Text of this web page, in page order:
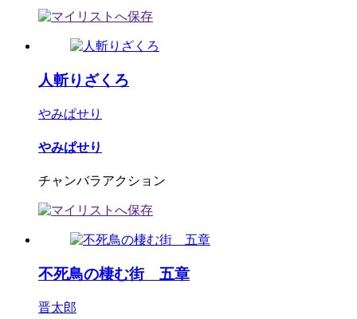
人斬りざくろ
やみぱせり
やみぱせり
チャンバラアクション
不死鳥の棲む街 五章
晋太郎